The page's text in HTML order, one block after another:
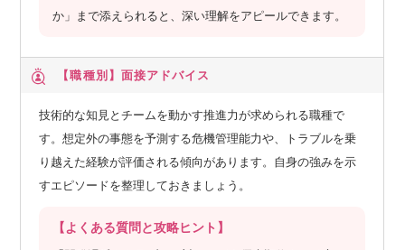
か」まで添えられると、深い理解をアピールできます。
【職種別】 面接アドバイス
技術的な知見とチームを動かす推進力が求められる職種で
す。想定外の事態を予測する危機管理能力や、トラブルを乗
り越えた経験が評価される傾向があります。自身の強みを示
すエピソードを整理しておきましょう。
【よくある質問と攻略ヒント】